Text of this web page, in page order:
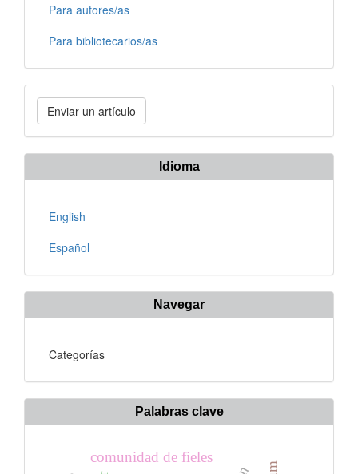
Para autores/as
Para bibliotecarios/as
Enviar
un
artículo
Enviar un artículo
Idioma
English
Español
Navegar
Categorías
Palabras clave
comunidad de fieles